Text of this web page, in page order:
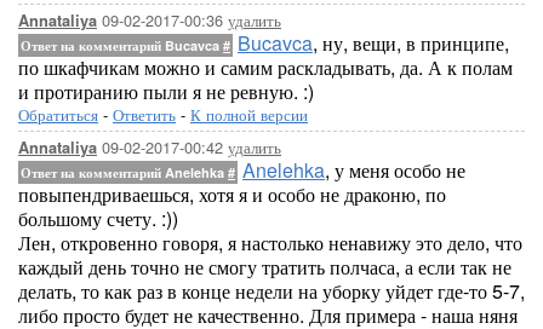
Annataliya 09-02-2017-00:36 удалить
Ответ на комментарий Bucavca # Bucavca, ну, вещи, в принципе,
по шкафчикам можно и самим раскладывать, да. А к полам
и протиранию пыли я не ревную. :)
Обратиться - Ответить - К полной версии
Annataliya 09-02-2017-00:42 удалить
Ответ на комментарий Anelehka # Anelehka, у меня особо не
повыпендриваешься, хотя я и особо не драконю, по
большому счету. :))
Лен, откровенно говоря, я настолько ненавижу это дело, что
каждый день точно не смогу тратить полчаса, а если так не
делать, то как раз в конце недели на уборку уйдет где-то 5-7,
либо просто будет не качественно. Для примера - наша няня